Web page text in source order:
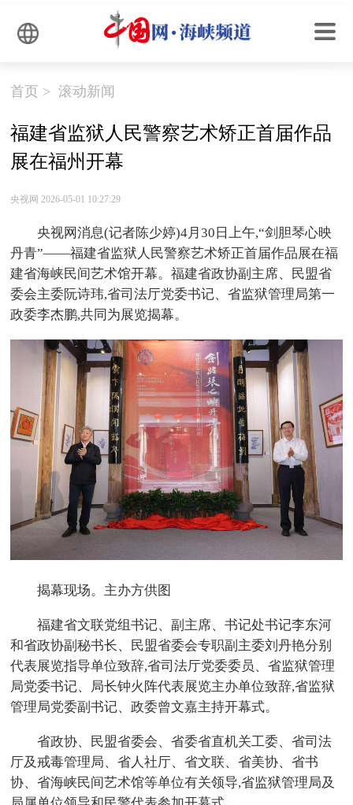
首页 >滚动新闻
福建省监狱人民警察艺术矫正首届作品
展在福州开幕
央视网 2026-05-01 10:27:29
央视网消息(记者陈少婷)4月30日上午,“剑胆琴心映
丹青”——福建省监狱人民警察艺术矫正首届作品展在福
建省海峡民间艺术馆开幕。福建省政协副主席、民盟省
委会主委阮诗玮,省司法厅党委书记、省监狱管理局第一
政委李杰鹏,共同为展览揭幕。
揭幕现场。主办方供图
福建省文联党组书记、副主席、书记处书记李东河
和省政协副秘书长、民盟省委会专职副主委刘丹艳分别
代表展览指导单位致辞,省司法厅党委委员、省监狱管理
局党委书记、局长钟火阵代表展览主办单位致辞,省监狱
管理局党委副书记、政委曾文嘉主持开幕式。
省政协、民盟省委会、省委省直机关工委、省司法
厅及戒毒管理局、省人社厅、省文联、省美协、省书
协、省海峡民间艺术馆等单位有关领导,省监狱管理局及